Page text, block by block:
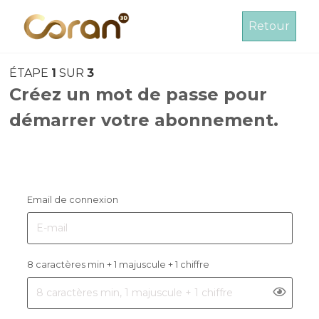
Retour
ÉTAPE 1 SUR 3
Créez un mot de passe pour
démarrer votre abonnement.
Email de connexion
8 caractères min + 1 majuscule + 1 chiffre